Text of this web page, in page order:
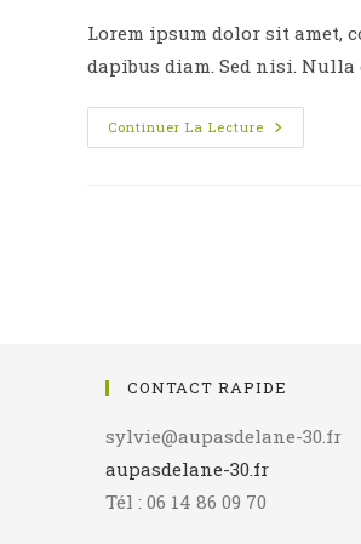
la
publication :
Lorem ipsum dolor sit amet,
dapibus diam. Sed nisi.
Continuer La Lecture Duis
Sagitis
CONTACT RAPIDE
sylvie@aupasdelane-30.fr
aupasdelane-30.fr
Tél : 06 14 86 09 70